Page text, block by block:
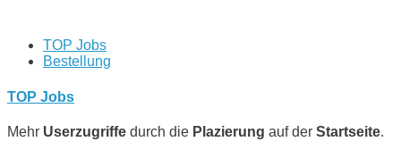
TOP Jobs
Bestellung
TOP Jobs
Mehr Userzugriffe durch die Plazierung auf der Startseite.